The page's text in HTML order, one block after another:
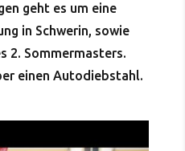
geht es um eine
in Schwerin, sowie
2. Sommermasters.
einen Autodiebstahl.